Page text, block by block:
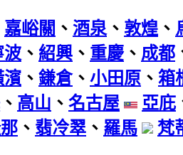
嘉峪關 、 酒泉 、 敦煌 、
波 、 紹興 、 重慶、 成都
濱 、 鎌倉、 小田原 、 箱
、 高山 、 名古屋 亞庇
、 翡冷翠 、 羅馬 梵